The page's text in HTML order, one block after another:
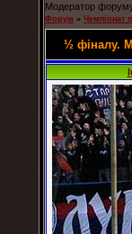
Модератор
Форум » Чемпіонат
½ фіналу.